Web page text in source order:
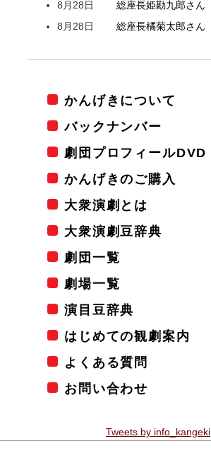
8月28日
総座長姫勘九郎さん
8月28日
総座長橘菊太郎さん
かんげきについて
バックナンバー
劇団プロフィールDVD
かんげきのご購入
大衆演劇とは
大衆演劇豆辞典
劇団一覧
劇場一覧
演目豆辞典
はじめての観劇案内
よくある質問
お問い合わせ
Tweets by info_kangeki